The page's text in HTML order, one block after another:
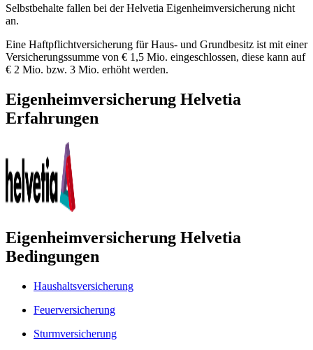
Selbstbehalte fallen bei der Helvetia Eigenheimversicherung nicht
an.
Eine Haftpflichtversicherung für Haus- und Grundbesitz ist mit einer
Versicherungssumme von € 1,5 Mio. eingeschlossen, diese kann auf
€ 2 Mio. bzw. 3 Mio. erhöht werden.
Eigenheimversicherung Helvetia
Erfahrungen
Eigenheimversicherung Helvetia
Bedingungen
Haushaltsversicherung
Feuerversicherung
Sturmversicherung